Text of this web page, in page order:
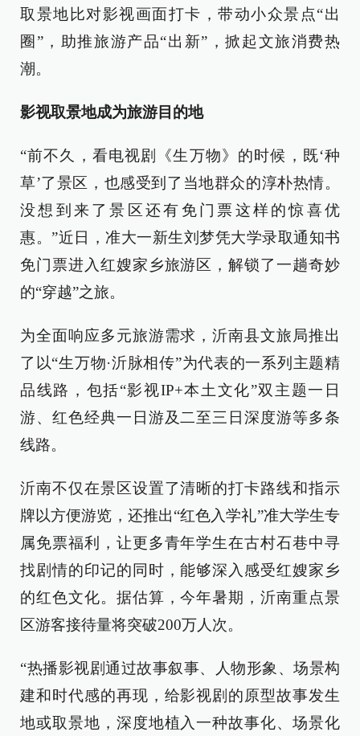
取景地比对影视画面打卡，带动小众景点“出
圈”，助推旅游产品“出新”，掀起文旅消费热
潮。
影视取景地成为旅游目的地
“前不久，看电视剧《生万物》的时候，既‘种
草’了景区，也感受到了当地群众的淳朴热情。
没想到来了景区还有免门票这样的惊喜优
惠。”近日，准大一新生刘梦凭大学录取通知书
免门票进入红嫂家乡旅游区，解锁了一趟奇妙
的“穿越”之旅。
为全面响应多元旅游需求，沂南县文旅局推出
了以“生万物·沂脉相传”为代表的一系列主题精
品线路，包括“影视IP+本土文化”双主题一日
游、红色经典一日游及二至三日深度游等多条
线路。
沂南不仅在景区设置了清晰的打卡路线和指示
牌以方便游览，还推出“红色入学礼”准大学生专
属免票福利，让更多青年学生在古村石巷中寻
找剧情的印记的同时，能够深入感受红嫂家乡
的红色文化。据估算，今年暑期，沂南重点景
区游客接待量将突破200万人次。
“热播影视剧通过故事叙事、人物形象、场景构
建和时代感的再现，给影视剧的原型故事发生
地或取景地，深度地植入一种故事化、场景化